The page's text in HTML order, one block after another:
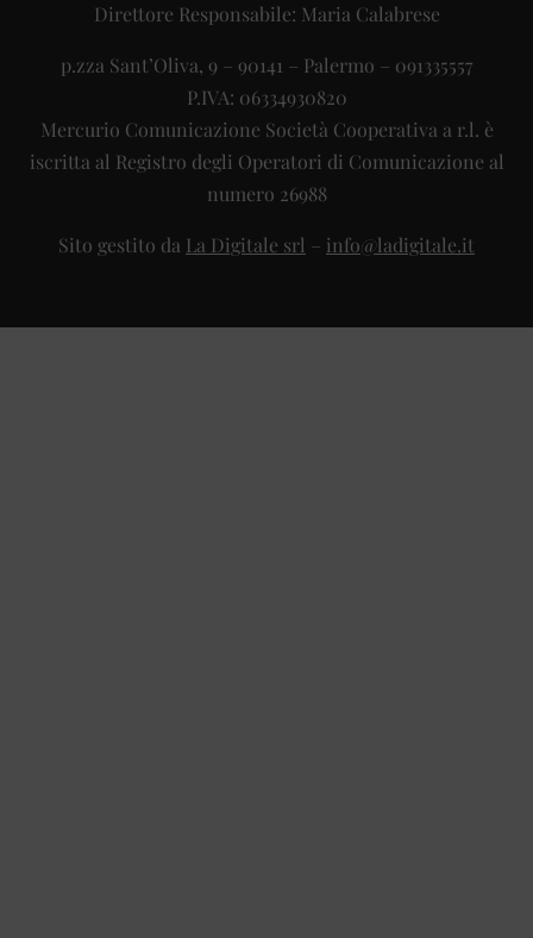
Direttore Responsabile: Maria Calabrese
p.zza Sant’Oliva, 9 – 90141 – Palermo – 091335557
P.IVA: 06334930820
Mercurio Comunicazione Società Cooperativa a r.l. è
iscritta al Registro degli Operatori di Comunicazione al
numero 26988
Sito gestito da La Digitale srl – info@ladigitale.it